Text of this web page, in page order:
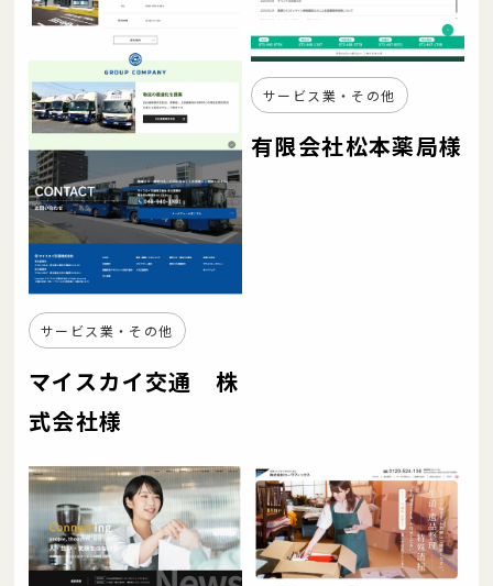
サービス業・その他
マイスカイ交通 株
式会社様
サービス業・その他
有限会社松本薬局様